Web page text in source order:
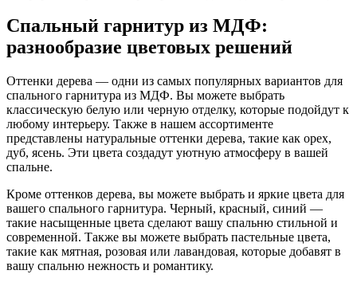
Спальный гарнитур из МДФ:
разнообразие цветовых решений
Оттенки дерева — одни из самых популярных вариантов для
спального гарнитура из МДФ. Вы можете выбрать
классическую белую или черную отделку, которые подойдут к
любому интерьеру. Также в нашем ассортименте
представлены натуральные оттенки дерева, такие как орех,
дуб, ясень. Эти цвета создадут уютную атмосферу в вашей
спальне.
Кроме оттенков дерева, вы можете выбрать и яркие цвета для
вашего спального гарнитура. Черный, красный, синий —
такие насыщенные цвета сделают вашу спальню стильной и
современной. Также вы можете выбрать пастельные цвета,
такие как мятная, розовая или лавандовая, которые добавят в
вашу спальню нежность и романтику.